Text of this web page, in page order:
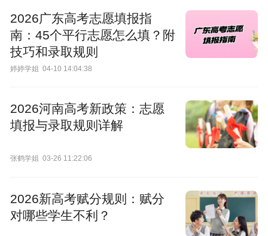
2026广东高考志愿填报指
南：45个平行志愿怎么填？附
技巧和录取规则
婷婷学姐 04-10 14:04:38
2026河南高考新政策：志愿
填报与录取规则详解
张鹤学姐 03-26 11:22:06
2026新高考赋分规则：赋分
对哪些学生不利？